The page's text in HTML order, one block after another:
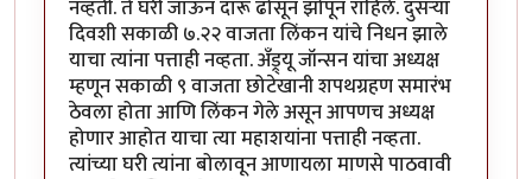
नव्हती. ते घरी जाऊन दारू ढोसून झोपून राहिले. दुसर्‍या
दिवशी सकाळी ७.२२ वाजता लिंकन यांचे निधन झाले
याचा त्यांना पत्ताही नव्हता. अँड्र्यू जॉन्सन यांचा अध्यक्ष
म्हणून सकाळी ९ वाजता छोटेखानी शपथग्रहण समारंभ
ठेवला होता आणि लिंकन गेले असून आपणच अध्यक्ष
होणार आहोत याचा त्या महाशयांना पत्ताही नव्हता.
त्यांच्या घरी त्यांना बोलावून आणायला माणसे पाठवावी